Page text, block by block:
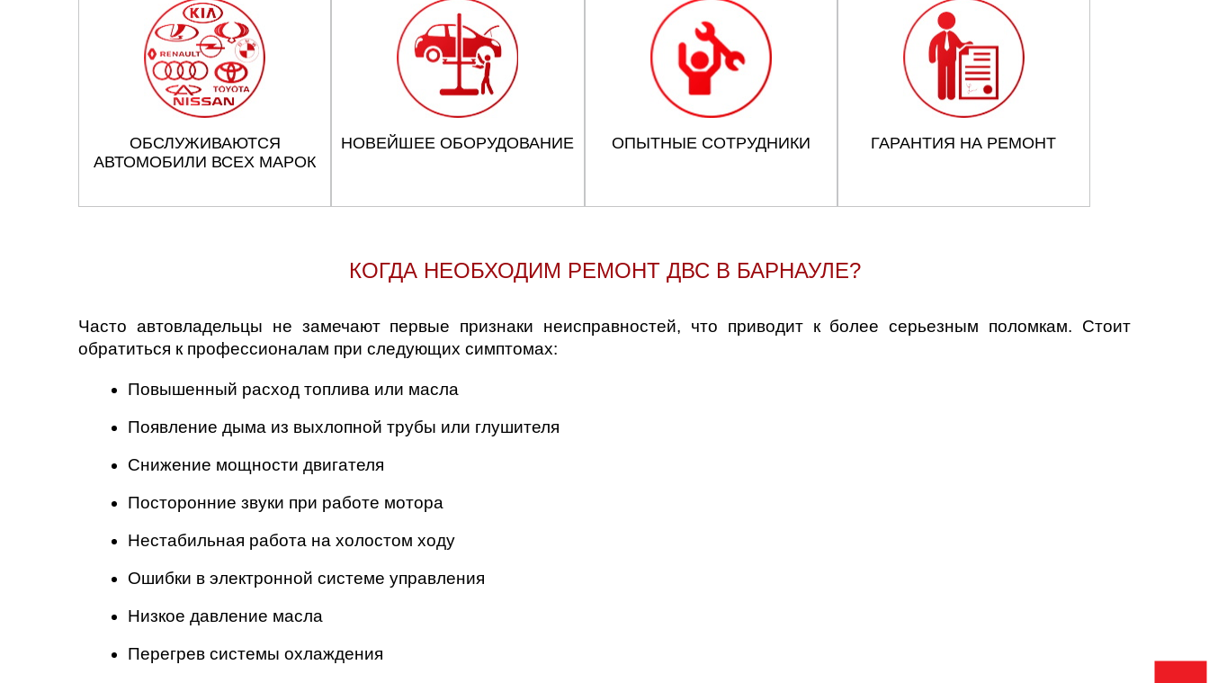
ОБСЛУЖИВАЮТСЯ
АВТОМОБИЛИ ВСЕХ МАРОК
НОВЕЙШЕЕ ОБОРУДОВАНИЕ ОПЫТНЫЕ СОТРУДНИКИ ГАРАНТИЯ НА РЕМОНТ
КОГДА НЕОБХОДИМ РЕМОНТ ДВС В БАРНАУЛЕ?
Часто автовладельцы не замечают первые признаки неисправностей, что приводит к более серьезным поломкам. Стоит
обратиться к профессионалам при следующих симптомах:
Повышенный расход топлива или масла
Появление дыма из выхлопной трубы или глушителя
Снижение мощности двигателя
Посторонние звуки при работе мотора
Нестабильная работа на холостом ходу
Ошибки в электронной системе управления
Низкое давление масла
Перегрев системы охлаждения